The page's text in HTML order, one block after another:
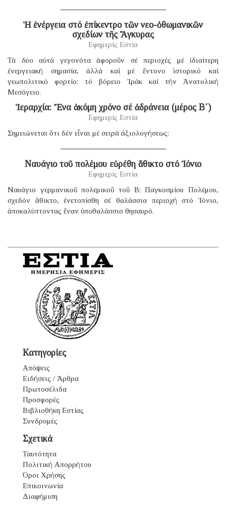
Ἡ ἐνέργεια στό ἐπίκεντρο τῶν νεο-ὀθωμανικῶν
σχεδίων τῆς Ἄγκυρας
Εφημερίς Εστία
Τά δύο αὐτά γεγονότα ἀφοροῦν σέ περιοχές μέ ἰδιαίτερη
ἐνεργειακή σημασία, ἀλλά καί μέ ἔντονο ἱστορικό καί
γεωπολιτικό φορτίο: τό βόρειο Ἰράκ καί τήν Ἀνατολική
Μεσόγειο.
Ἱεραρχία: Ἕνα ἀκόμη χρόνο σέ ἀδράνεια (μέρος B΄)
Εφημερίς Εστία
Σημειώνεται ὅτι δέν εἶναι μέ σειρά ἀξιολογήσεως:
Ναυάγιο τοῦ πολέμου εὑρέθη ἄθικτο στό Ἰόνιο
Εφημερίς Εστία
Ναυάγιο γερμανικοῦ πολεμικοῦ τοῦ B; Παγκοσμίου Πολέμου,
σχεδόν ἄθικτο, ἐνετοπίσθη σέ θαλάσσια περιοχή στό Ἰόνιο,
ἀποκαλύπτοντας ἕναν ὑποθαλάσσιο θησαυρό.
Κατηγορίες
Απόψεις
Ειδήσεις / Άρθρα
Πρωτοσέλιδα
Προσφορές
Βιβλιοθήκη Εστίας
Συνδρομές
Σχετικά
Ταυτότητα
Πολιτική Απορρήτου
Όροι Χρήσης
Επικοινωνία
Διαφήμιση